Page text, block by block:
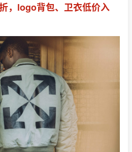
，logo背包、卫衣低价入